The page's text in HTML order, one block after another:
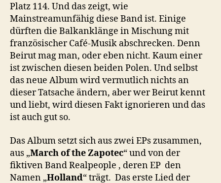
Platz 114. Und das zeigt, wie
Mainstreamunfähig diese Band ist. Einige
dürften die Balkanklänge in Mischung mit
französischer Café-Musik abschrecken. Denn
Beirut mag man, oder eben nicht. Kaum einer
ist zwischen diesen beiden Polen. Und selbst
das neue Album wird vermutlich nichts an
dieser Tatsache ändern, aber wer Beirut kennt
und liebt, wird diesen Fakt ignorieren und das
ist auch gut so.
Das Album setzt sich aus zwei EPs zusammen,
aus „March of the Zapotec“ und von der
fiktiven Band Realpeople , deren EP den
Namen „Holland“ trägt. Das erste Lied der